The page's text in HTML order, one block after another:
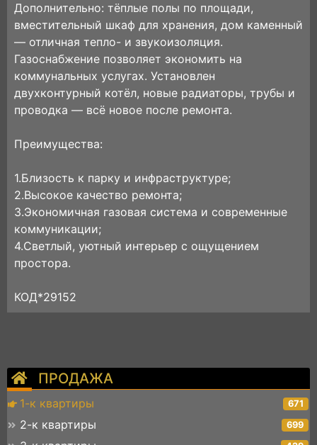
ПРОДАЖА
1-к квартиры 671
2-к квартиры 699
Дополнительно: тёплые полы по площади,
вместительный шкаф для хранения, дом каменный
— отличная тепло- и звукоизоляция.
Газоснабжение позволяет экономить на
коммунальных услугах. Установлен
двухконтурный котёл, новые радиаторы, трубы и
проводка — всё новое после ремонта.
Преимущества:
1.Близость к парку и инфраструктуре;
2.Высокое качество ремонта;
3.Экономичная газовая система и современные
коммуникации;
4.Светлый, уютный интерьер с ощущением
простора.
КОД*29152